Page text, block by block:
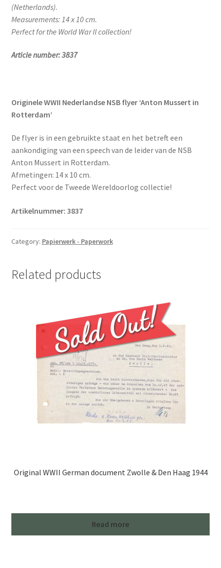
(Netherlands).
Measurements: 14 x 10 cm.
Perfect for the World War II collection!
Article number: 3837
Originele WWII Nederlandse NSB flyer ‘Anton Mussert in
Rotterdam’
De flyer is in een gebruikte staat en het betreft een
aankondiging van een speech van de leider van de NSB
Anton Mussert in Rotterdam.
Afmetingen: 14 x 10 cm.
Perfect voor de Tweede Wereldoorlog collectie!
Artikelnummer: 3837
Category: Papierwerk - Paperwork
Related products
Original WWII German document Zwolle & Den Haag 1944
Read more